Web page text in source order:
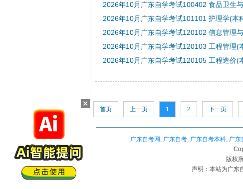
×
2026年10月广东自学考试100402 食品卫生
2026年10月广东自学考试101101 护理学(本
2026年10月广东自学考试120102 信息管理
2026年10月广东自学考试120103 工程管理(
2026年10月广东自学考试120105 工程造价(
首页 上一页 1 2 下一页
广东自考网 , 广东自考, 广东自考本科, 广东
版权
声明：本站为广东